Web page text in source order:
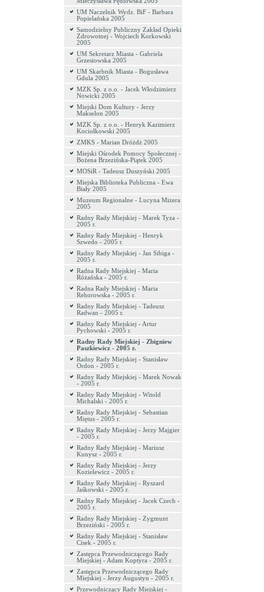
UM Naczelnik Wydz. BiF - Barbara
Popielańska 2005
Samodzielny Publiczny Zakład Opieki
Zdrowotnej - Wojciech Korkowski
2005
UM Sekretarz Miasta - Gabriela
Grzesiowska 2005
UM Skarbnik Miasta - Bogusława
Gdula 2005
MZK Sp. z o.o. - Jacek Włodzimierz
Nowicki 2005
Miejski Dom Kultury - Jerzy
Makselon 2005
MZK Sp. z o.o. - Henryk Kazimierz
Kociołkowski 2005
ZMKS - Marian Dróżdż 2005
Miejski Ośrodek Pomocy Społecznej -
Bożena Brzezińska-Piątek 2005
MOSiR - Tadeusz Duszyński 2005
Miejska Biblioteka Publiczna - Ewa
Biały 2005
Muzeum Regionalne - Lucyna Mizera
2005
Radny Rady Miejskiej - Marek Tyza -
2005 r.
Radny Rady Miejskiej - Henryk
Szwedo - 2005 r.
Radny Rady Miejskiej - Jan Sibiga -
2005 r.
Radna Rady Miejskiej - Maria
Różańska - 2005 r.
Radna Rady Miejskiej - Maria
Rehorowska - 2005 r.
Radny Rady Miejskiej - Tadeusz
Radwan - 2005 r.
Radny Rady Miejskiej - Artur
Pychowski - 2005 r.
Radny Rady Miejskiej - Zbigniew
Paszkiewicz - 2005 r.
Radny Rady Miejskiej - Stanisław
Ordon - 2005 r.
Radny Rady Miejskiej - Marek Nowak
- 2005 r.
Radny Rady Miejskiej - Witold
Michalski - 2005 r.
Radny Rady Miejskiej - Sebastian
Miętus - 2005 r.
Radny Rady Miejskiej - Jerzy Majgier
- 2005 r.
Radny Rady Miejskiej - Mariusz
Kunysz - 2005 r.
Radny Rady Miejskiej - Jerzy
Kozielewicz - 2005 r.
Radny Rady Miejskiej - Ryszard
Jaśkowski - 2005 r.
Radny Rady Miejskiej - Jacek Czech -
2005 r.
Radny Rady Miejskiej - Zygmunt
Brzeziński - 2005 r.
Radny Rady Miejskiej - Stanisław
Cisek - 2005 r.
Zastępca Przewodniczącego Rady
Miejskiej - Adam Koptyra - 2005 r.
Zastępca Przewodniczącego Rady
Miejskiej - Jerzy Augustyn - 2005 r.
Przewodniczący Rady Miejskiej -